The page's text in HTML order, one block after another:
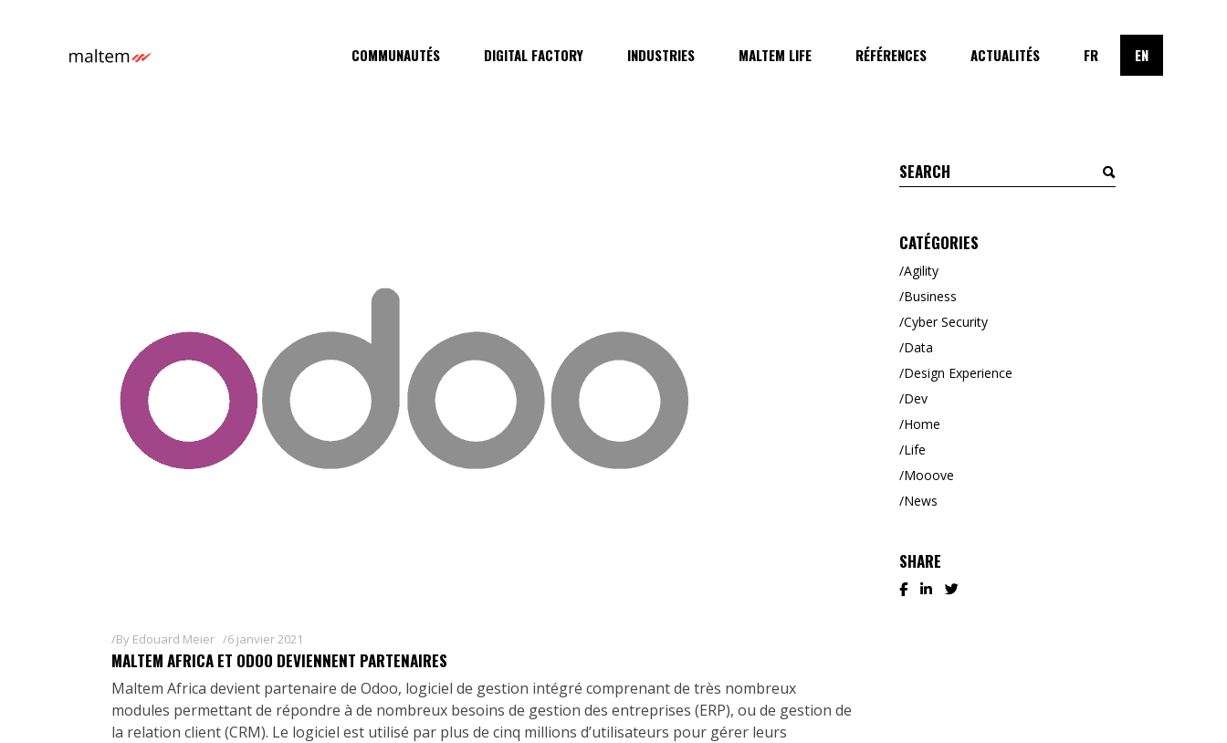
COMMUNAUTÉS DIGITAL FACTORY INDUSTRIES MALTEM LIFE RÉFÉRENCES ACTUALITÉS FR EN
By Edouard Meier 6 janvier 2021
MALTEM AFRICA ET ODOO DEVIENNENT PARTENAIRES
Maltem Africa devient partenaire de Odoo, logiciel de gestion intégré comprenant de très nombreux
modules permettant de répondre à de nombreux besoins de gestion des entreprises (ERP), ou de gestion de
la relation client (CRM). Le logiciel est utilisé par plus de cinq millions d’utilisateurs pour gérer leurs
Search
for:
CATÉGORIES
Agility
Business
Cyber Security
Data
Design Experience
Dev
Home
Life
Mooove
News
SHARE